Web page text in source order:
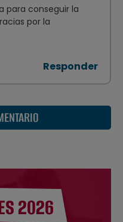
para conseguir la
por la
Responder
2026